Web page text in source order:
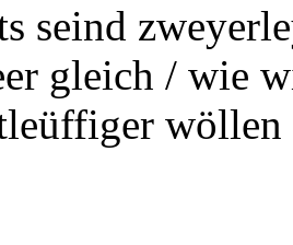
seind
gleich / wie
wöllen